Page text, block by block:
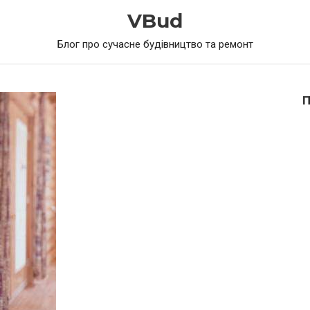
VBud
Блог про сучасне будівництво та ремонт